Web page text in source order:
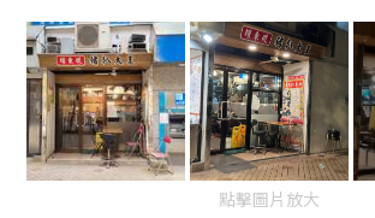
點擊圖片放大